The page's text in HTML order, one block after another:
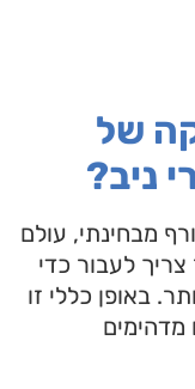
של
ניב?
מבחינתי, עולם
לעבור כדי
באופן כללי זו
מדהימים